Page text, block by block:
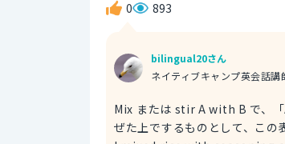
0 893
bilingual20さん
ネイティブキャンプ英会話講
Mix または stir A with B で、「
ぜた上でするものとして、この